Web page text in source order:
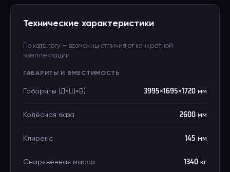
Технические характеристики
По каталогу — возможны отличия от конкретной
комплектации
ГАБАРИТЫ И ВМЕСТИМОСТЬ
Габариты (Д×Ш×В) 3995×1695×1720 мм
Колёсная база 2600 мм
Клиренс 145 мм
Снаряжённая масса 1340 кг